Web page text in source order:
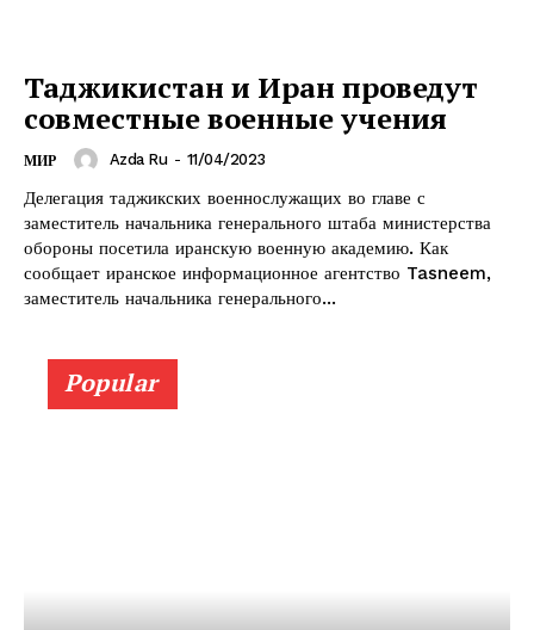
Таджикистан и Иран проведут
совместные военные учения
МИР Azda Ru - 11/04/2023
Делегация таджикских военнослужащих во главе с
заместитель начальника генерального штаба министерства
обороны посетила иранскую военную академию. Как
сообщает иранское информационное агентство Tasneem,
заместитель начальника генерального...
Popular